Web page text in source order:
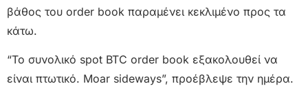
βάθος του order book παραμένει κεκλιμένο προς τα
κάτω.
“Το συνολικό spot BTC order book εξακολουθεί να
είναι πτωτικό. Moar sideways”, προέβλεψε την ημέρα.